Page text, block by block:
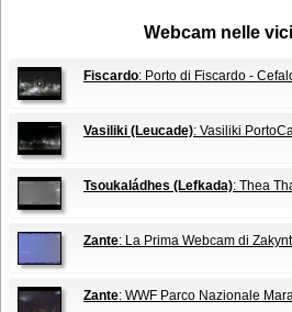
Webcam nelle
Fiscardo: Porto di Fiscardo -
Vasiliki (Leucade): Vasiliki
Tsoukaládhes (Lefkada): Thea
Zante: La Prima Webcam di
Zante: WWF Parco Nazionale